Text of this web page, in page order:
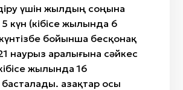
үшін жылдың соңына
күн (кібісе жылында 6
күнтізбе бойынша бесқонақ
наурыз аралығына сәйкес
жылында 16
басталады. Қазақтар осы